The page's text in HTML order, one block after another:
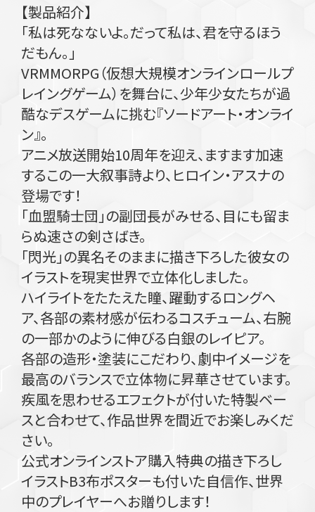
【製品紹介】
「私は死なないよ。だって私は、君を守るほう
だもん。」
VRMMORPG（仮想大規模オンラインロールプ
レイングゲーム）を舞台に、少年少女たちが過
酷なデスゲームに挑む『ソードアート・オンライ
ン』。
アニメ放送開始10周年を迎え、ますます加速
するこの一大叙事詩より、ヒロイン・アスナの
登場です！
「血盟騎士団」の副団長がみせる、目にも留ま
らぬ速さの剣さばき。
「閃光」の異名そのままに描き下ろした彼女の
イラストを現実世界で立体化しました。
ハイライトをたたえた瞳、躍動するロングヘ
ア、各部の素材感が伝わるコスチューム、右腕
の一部かのように伸びる白銀のレイピア。
各部の造形・塗装にこだわり、劇中イメージを
最高のバランスで立体物に昇華させています。
疾風を思わせるエフェクトが付いた特製ベー
スと合わせて、作品世界を間近でお楽しみくだ
さい。
公式オンラインストア購入特典の描き下ろし
イラストB3布ポスターも付いた自信作、世界
中のプレイヤーへお贈りします！